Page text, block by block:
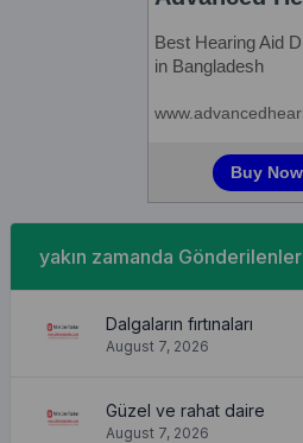
yakın zamanda Gönderilenler
Dalgaların fırtınaları
August 7, 2026
Güzel ve rahat daire
August 7, 2026